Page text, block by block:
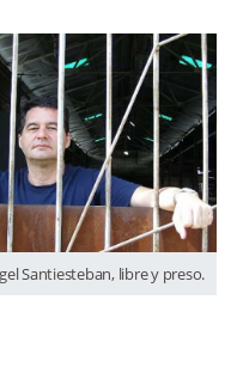
Santiesteban, libre y preso.